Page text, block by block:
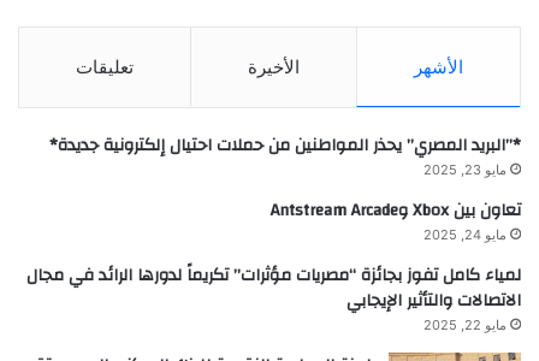
الأشهر الأخيرة تعليقات
*”البريد المصري” يحذر المواطنين من حملات احتيال إلكترونية جديدة*
مايو 23, 2025
تعاون بين Xbox وAntstream Arcade
مايو 24, 2025
لمياء كامل تفوز بجائزة “مصريات مؤثرات” تكريماً لدورها الرائد في مجال
الاتصالات والتأثير الإيجابي
مايو 22, 2025